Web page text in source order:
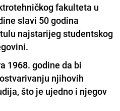
fakulteta u
slavi 50 godina
najstarijeg studentskog
1968. godine da bi
njihovih
što je ujedno i njegov